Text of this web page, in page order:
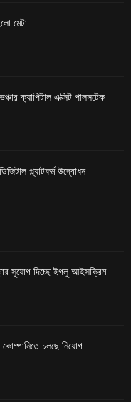
মেটা
ক্যাপিটাল এক্সিট পালসটেক
প্ল্যাটফর্ম উদ্বোধন
সুযোগ দিচ্ছে ইগলু আইসক্রিম
চলছে নিয়োগ